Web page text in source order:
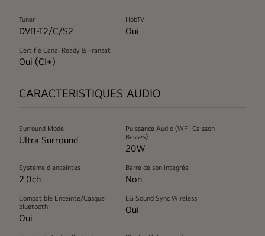
Tuner
DVB-T2/C/S2
HbbTV
Oui
Certifié Canal Ready & Fransat
Oui (CI+)
CARACTERISTIQUES AUDIO
Surround Mode
Ultra Surround
Puissance Audio (WF : Caisson
Basses)
20W
Système d'enceintes
2.0ch
Barre de son intégrée
Non
Compatible Enceinte/Casque
bluetooth
Oui
LG Sound Sync Wireless
Oui